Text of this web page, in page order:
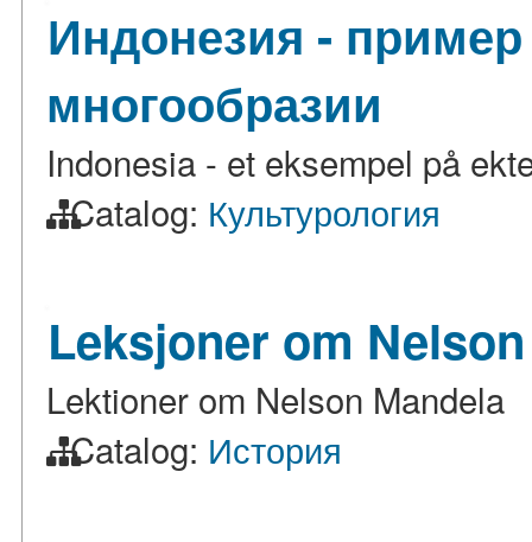
Индонезия -
многообразии
Indonesia - et eksempel på
Catalog: Культурология
Leksjoner om
Lektioner om Nelson Mandela
Catalog: История